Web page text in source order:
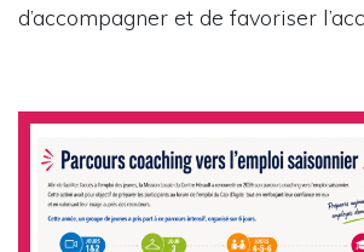
d’accompagner et de favoriser